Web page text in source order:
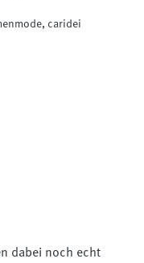
caridei
dabei noch echt